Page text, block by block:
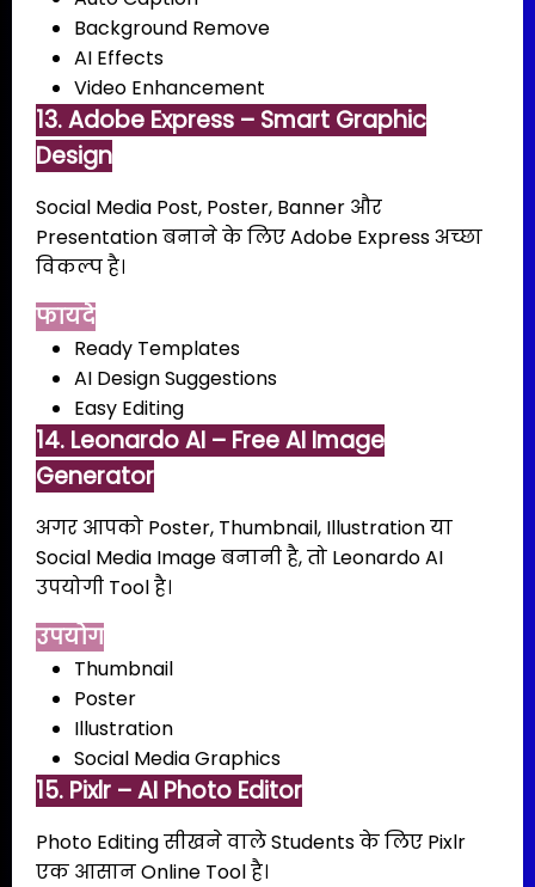
Background Remove
AI Effects
Video Enhancement
13. Adobe Express – Smart Graphic
Design
Social Media Post, Poster, Banner और
Presentation बनाने के लिए Adobe Express अच्छा
विकल्प है।
फायदे
Ready Templates
AI Design Suggestions
Easy Editing
14. Leonardo AI – Free AI Image
Generator
अगर आपको Poster, Thumbnail, Illustration या
Social Media Image बनानी है, तो Leonardo AI
उपयोगी Tool है।
उपयोग
Thumbnail
Poster
Illustration
Social Media Graphics
15. Pixlr – AI Photo Editor
Photo Editing सीखने वाले Students के लिए Pixlr
एक आसान Online Tool है।